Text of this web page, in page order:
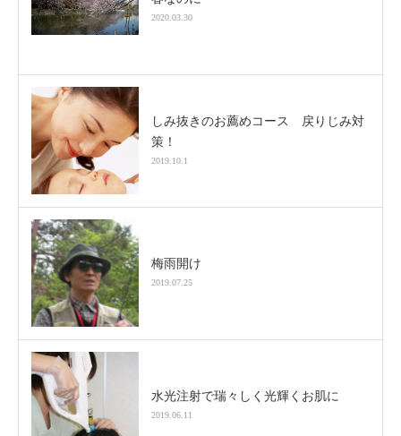
2020.03.30
しみ抜きのお薦めコース 戻りじみ対
策！
2019.10.1
梅雨開け
2019.07.25
水光注射で瑞々しく光輝くお肌に
2019.06.11